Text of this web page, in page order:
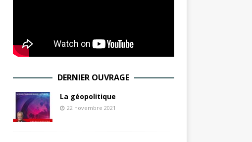
DERNIER OUVRAGE
La géopolitique
22 novembre 2021